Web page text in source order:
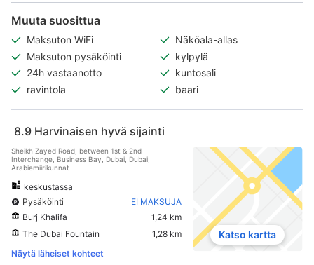
Muuta suosittua
Maksuton WiFi
Näköala-allas
Maksuton pysäköinti
kylpylä
24h vastaanotto
kuntosali
ravintola
baari
8.9 Harvinaisen hyvä sijainti
Sheikh Zayed Road, between 1st & 2nd
Interchange, Business Bay, Dubai, Dubai,
Arabiemiirikunnat
keskustassa
Pysäköinti
EI MAKSUJA
Burj Khalifa
1,24 km
The Dubai Fountain
1,28 km
Näytä läheiset kohteet
Katso kartta